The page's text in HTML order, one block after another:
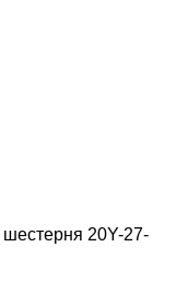
20Y-27-